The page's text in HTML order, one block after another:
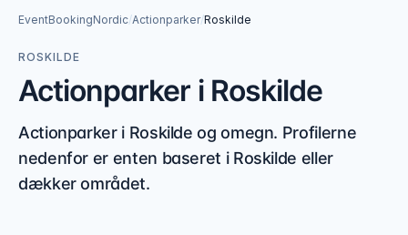
EventBookingNordic/Actionparker/Roskilde
ROSKILDE
Actionparker i Roskilde
Actionparker i Roskilde og omegn. Profilerne
nedenfor er enten baseret i Roskilde eller
dækker området.